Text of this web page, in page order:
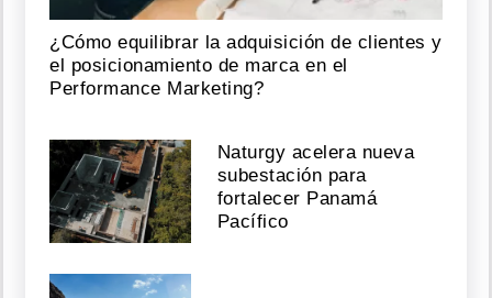
¿Cómo equilibrar la adquisición de clientes y
el posicionamiento de marca en el
Performance Marketing?
Naturgy acelera nueva
subestación para
fortalecer Panamá
Pacífico